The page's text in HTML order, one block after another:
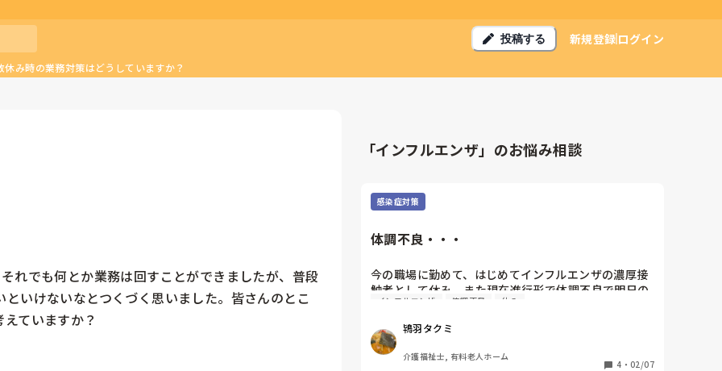
投稿する 新規登録ログイン
休み時の業務対策はどうしていますか？
れでも何とか業務は回すことができましたが、普段
いけないなとつくづく思いました。皆さんのとこ
ていますか？
「インフルエンザ」のお悩み相談
感染症対策
体調不良・・・
今の職場に勤めて、はじめてインフルエンザの濃厚接
触者として休み、また現在進行形で体調不良で明日の
仕事を休むことになりました。
戸惑っています。
１日でも早く体調良くするように休めます。
インフルエンザ 体調不良 休み
鴇羽タクミ
介護福祉士, 有料老人ホーム
4 ・ 02/07